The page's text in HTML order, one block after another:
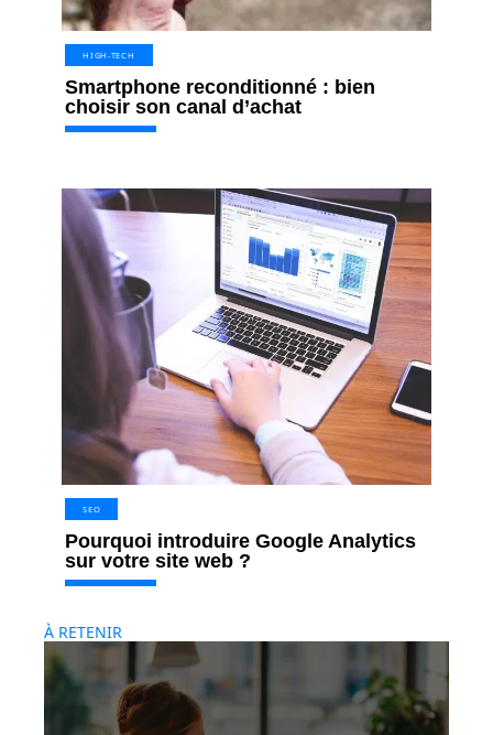
HIGH-TECH
Smartphone reconditionné : bien
choisir son canal d’achat
SEO
Pourquoi introduire Google Analytics
sur votre site web ?
À RETENIR